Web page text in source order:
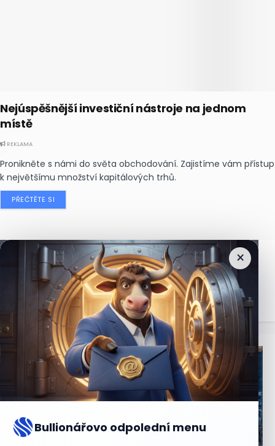
Nejúspěšnější investiční nástroje na jednom
místě
REKLAMA
Pronikněte s námi do světa obchodování. Zajistíme vám přístup
k největšímu množství kapitálových trhů.
PŘEČTĚTE SI
×
Bullionářovo odpolední menu
Nejčtenějšízprávy